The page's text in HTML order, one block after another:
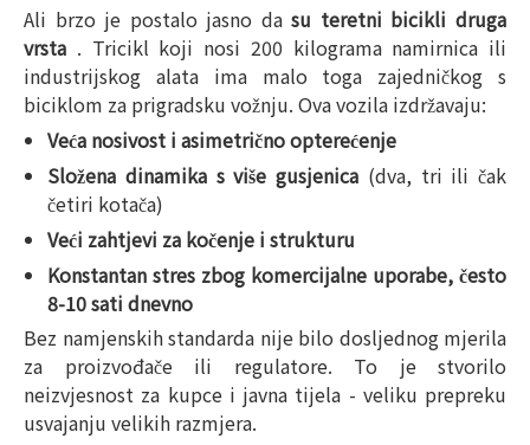
Ali brzo je postalo jasno dasu teretni bicikli druga
vrsta . Tricikl koji nosi 200 kilograma namirnica ili
industrijskog alata ima malo toga zajedničkog s
biciklom za prigradsku vožnju. Ova vozila izdržavaju:
Veća nosivost i asimetrično opterećenje
Složena dinamika s više gusjenica (dva, tri ili čak
četiri kotača)
Veći zahtjevi za kočenje i strukturu
Konstantan stres zbog komercijalne uporabe, često
8-10 sati dnevno
Bez namjenskih standarda nije bilo dosljednog mjerila
za proizvođače ili regulatore. To je stvorilo
neizvjesnost za kupce i javna tijela - veliku prepreku
usvajanju velikih razmjera.